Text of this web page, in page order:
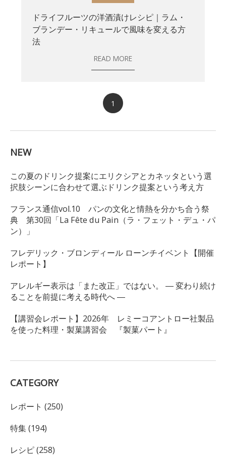
ドライフルーツの洋酒漬けレシピ｜ラム・
ブランデー・リキュールで風味を変える方
法
READ MORE
1
NEW
この夏のドリンク提案にエリクシアとカネッタという選
択肢シーンに合わせて選ぶドリンク提案という考え方
フランス通信vol.10 パンの文化と情熱を分かち合う祭
典 第30回「La Fête du Pain（ラ・フェット・デュ・パ
ン）」
フレデリック・ブロンディール ローンチイベント【開催
レポート】
アレルギー表示は「また改正」ではない。 ― 変わり続け
ることを前提に考える時代へ ―
【講習会レポート】2026年 レミーコアントロー社製品
を使った料理・製菓講習会 『製菓パート』
CATEGORY
レポート (250)
特集 (194)
レシピ (258)